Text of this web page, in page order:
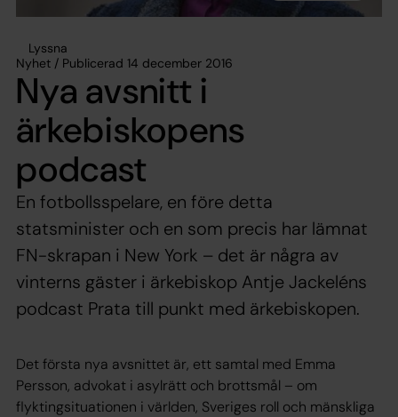
Lyssna
Nyhet / Publicerad 14 december 2016
Nya avsnitt i
ärkebiskopens
podcast
En fotbollsspelare, en före detta
statsminister och en som precis har lämnat
FN-skrapan i New York – det är några av
vinterns gäster i ärkebiskop Antje Jackeléns
podcast Prata till punkt med ärkebiskopen.
Det första nya avsnittet är, ett samtal med Emma
Persson, advokat i asylrätt och brottsmål – om
flyktingsituationen i världen, Sveriges roll och mänskliga